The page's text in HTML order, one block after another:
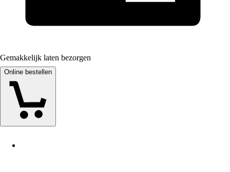
Gemakkelijk laten bezorgen
Online bestellen